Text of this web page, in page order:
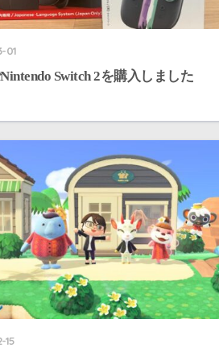
01
Switch 2を購入しました
15